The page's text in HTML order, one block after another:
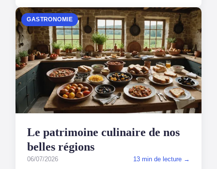
GASTRONOMIE
Le patrimoine culinaire de nos
belles régions
06/07/2026 13 min de lecture →